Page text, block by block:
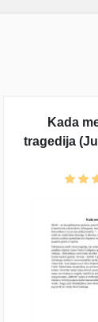
Kada
tragedija